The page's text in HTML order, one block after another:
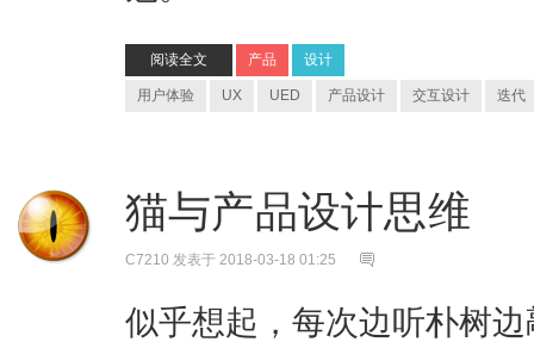
阅读全文 产品 设计
用户体验 UX UED 产品设计 交互设计 迭代
猫与产品设计思维
C7210 发表于 2018-03-18 01:25
似乎想起，每次边听朴树